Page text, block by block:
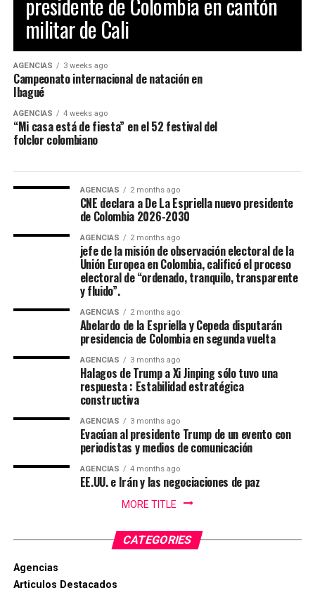
RELATED TOPICS: FARC GUERRILLEROS TERRORISTAS
UP NEXT
Origen de la pedofilia según estudios escanograficos de
Cerebro
DON'T MISS
Moño postizo,peinado de moda para hombres en New
York
Las piscinas olímpicas Hernando Arbeláez Jiménez,
ubicadas en la Unidad Deportiva de la Calle 42, se
construyeron originalmente a finales de los años 70
para los Juegos Nacionales de 1970.
folclórica de las candidatas del encuentro
departamental del folclor, la elección y coronacion de la
embajadora departamental 2026-2027, y la gala de
coronación encuentro nacional, con el concierto del
artista invitado Felipe Pelaez, y otros eventos más se
ralizaron en la Concha Acustica Garzon y Collazos.
Maria Paula Gonzalez Lozano, representó a Ibagué en el
52 Festival Folclórico Colombiano , fue elejida como
Embajadora Municipal del Folclor, representaba la
comuna 12 de la ciudad y obtuvo el titulo por su
carisma, dominio escenico e interpretación del baile
La Virreina Nacional del Folclor 2026, es Mariangel
Tumay Hernandez, representante del departamento del
Casanare fue elejida en la noche de coronación y
clausura del 52 Festival Del Folclor Colombiano.
Jania Raquel Osorio Mejia, representante del
departamento de Cordoba, fue coronada como la nueva
Con un balance muy positivo para la economía regional,
la alta afluencia de turistas, la gran ocupación hotelera y
el comercio local fortalecieron la economía de la ciudad.
militar de Cali
AGENCIAS 3 weeks ago
Campeonato internacional de natación en
Ibagué
AGENCIAS 4 weeks ago
“Mi casa está de fiesta” en el 52 festival del
folclor colombiano
AGENCIAS 2 months ago
CNE declara a De La Espriella nuevo presidente
de Colombia 2026-2030
AGENCIAS 2 months ago
jefe de la misión de observación electoral de la
Unión Europea en Colombia, calificó el proceso
electoral de “ordenado, tranquilo, transparente
y fluido”.
AGENCIAS 2 months ago
Abelardo de la Espriella y Cepeda disputarán
presidencia de Colombia en segunda vuelta
AGENCIAS 3 months ago
Halagos de Trump a Xi Jinping sólo tuvo una
respuesta : Estabilidad estratégica
constructiva
AGENCIAS 3 months ago
Evacúan al presidente Trump de un evento con
periodistas y medios de comunicación
AGENCIAS 4 months ago
EE.UU. e Irán y las negociaciones de paz
MORE TITLE
CATEGORIES
Agencias
Articulos Destacados